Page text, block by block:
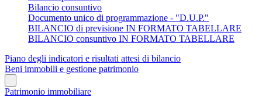
Bilancio consuntivo
Documento unico di programmazione - "D.U.P."
BILANCIO di previsione IN FORMATO TABELLARE
BILANCIO consuntivo IN FORMATO TABELLARE
Piano degli indicatori e risultati attesi di bilancio
Beni immobili e gestione patrimonio
Patrimonio immobiliare